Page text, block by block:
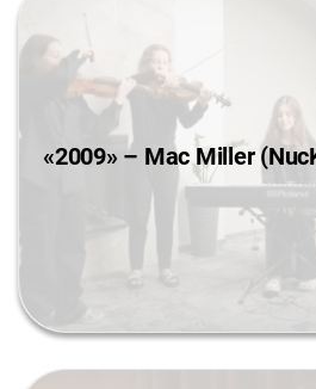
«2009» – Mac Miller